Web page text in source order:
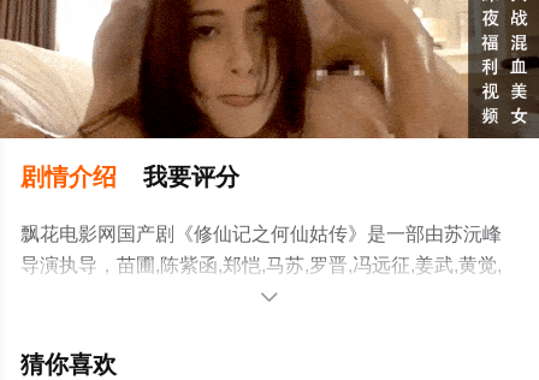
剧情介绍 我要评分
飘花电影网国产剧《修仙记之何仙姑传》是一部由苏沅峰
导演执导，苗圃,陈紫函,郑恺,马苏,罗晋,冯远征,姜武,黄觉,
李宗翰,王铭铎,刘宇桥,贡米,王靓雅,王翌舟,张鹰,何佳怡,刘
张桐等演员精彩演绎的大陆电视剧，大结局剧情已揭晓

猜你喜欢